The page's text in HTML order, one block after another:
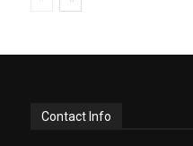
Contact Info